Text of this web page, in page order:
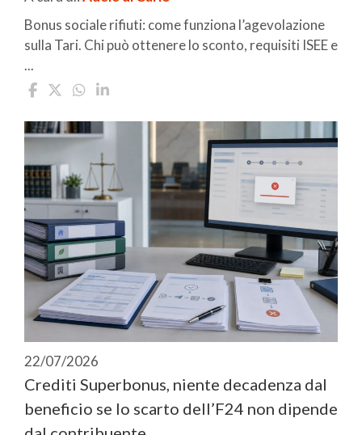
Bonus sociale rifiuti: come funziona l’agevolazione
sulla Tari. Chi può ottenere lo sconto, requisiti ISEE e
...
22/07/2026
Crediti Superbonus, niente decadenza dal
beneficio se lo scarto dell’F24 non dipende